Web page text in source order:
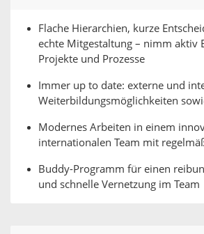
Flache Hierarchien, kurze
echte Mitgestaltung – nimm aktiv
Projekte und Prozesse
Immer up to date: externe und
Weiterbildungsmöglichkeiten
Modernes Arbeiten in einem
internationalen Team mit
Buddy-Programm für einen
und schnelle Vernetzung im Team